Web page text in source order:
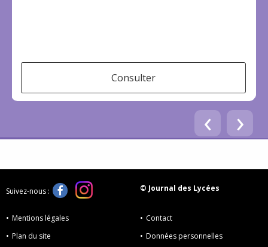
Consulter
‹ ›
Suivez-nous : © Journal des Lycées
Mentions légales
Contact
Plan du site
Données personnelles